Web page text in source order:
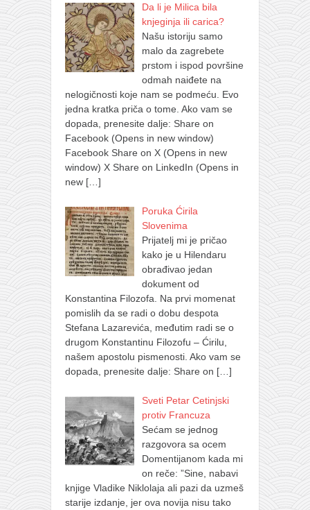
Da li je Milica bila
knjeginja ili carica?
Našu istoriju samo
malo da zagrebete
prstom i ispod površine
odmah naiđete na
nelogičnosti koje nam se podmeću. Evo
jedna kratka priča o tome. Ako vam se
dopada, prenesite dalje: Share on
Facebook (Opens in new window)
Facebook Share on X (Opens in new
window) X Share on LinkedIn (Opens in
new […]
Poruka Ćirila
Slovenima
Prijatelj mi je pričao
kako je u Hilendaru
obrađivao jedan
dokument od
Konstantina Filozofa. Na prvi momenat
pomislih da se radi o dobu despota
Stefana Lazarevića, međutim radi se o
drugom Konstantinu Filozofu – Ćirilu,
našem apostolu pismenosti. Ako vam se
dopada, prenesite dalje: Share on […]
Sveti Petar Cetinjski
protiv Francuza
Sećam se jednog
razgovora sa ocem
Domentijanom kada mi
on reče: ”Sine, nabavi
knjige Vladike Niklolaja ali pazi da uzmeš
starije izdanje, jer ova novija nisu tako